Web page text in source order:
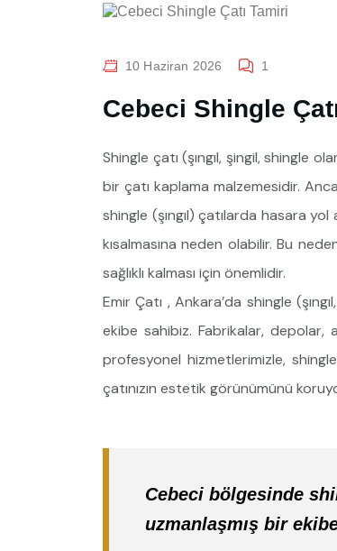
10 Haziran 2026 1
Cebeci Shingle
Shingle çatı (şıngıl, şingil, shingle
bir çatı kaplama malzemesidir.
shingle (şıngıl) çatılarda hasara yol
kısalmasına neden olabilir. Bu
sağlıklı kalması için önemlidir.
Emir Çatı , Ankara’da shingle
ekibe sahibiz. Fabrikalar, depolar,
profesyonel hizmetlerimizle, shingle
çatınızın estetik görünümünü
Cebeci bölgesinde
uzmanlaşmış bir